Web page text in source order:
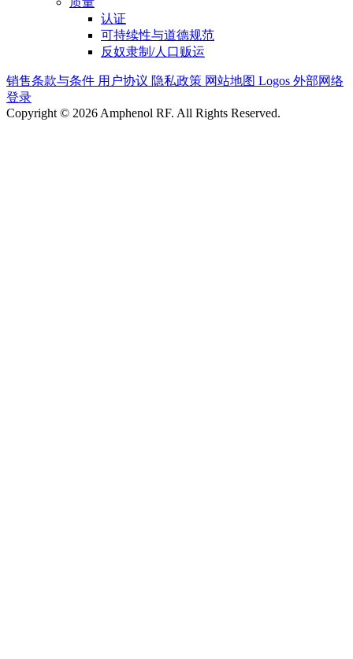
认证
可持续性与道德规范
反奴隶制/人口贩运
销售条款与条件 用户协议 隐私政策 网站地图 Logos 外部网络
登录
Copyright © 2026 Amphenol RF. All Rights Reserved.